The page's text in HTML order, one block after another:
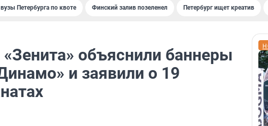
Петербурга по квоте Финский залив позеленел Петербург ищет креатив
объяснили баннеры
и заявили о 19